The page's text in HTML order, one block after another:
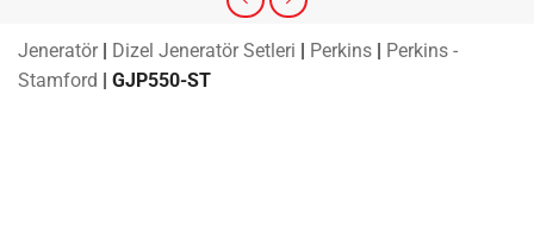
Jeneratör | Dizel Jeneratör Setleri | Perkins | Perkins -
Stamford | GJP550-ST